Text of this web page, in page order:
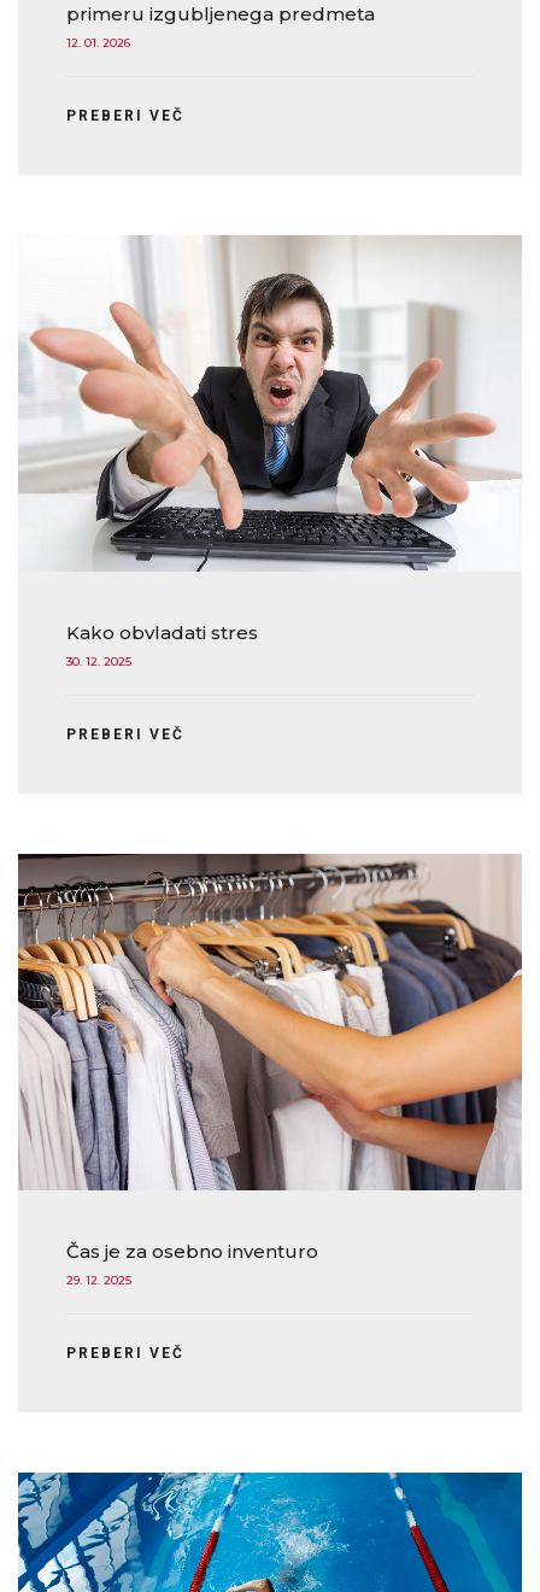
primeru izgubljenega predmeta
12. 01. 2026
PREBERI VEČ
Kako obvladati stres
30. 12. 2025
PREBERI VEČ
Čas je za osebno inventuro
29. 12. 2025
PREBERI VEČ